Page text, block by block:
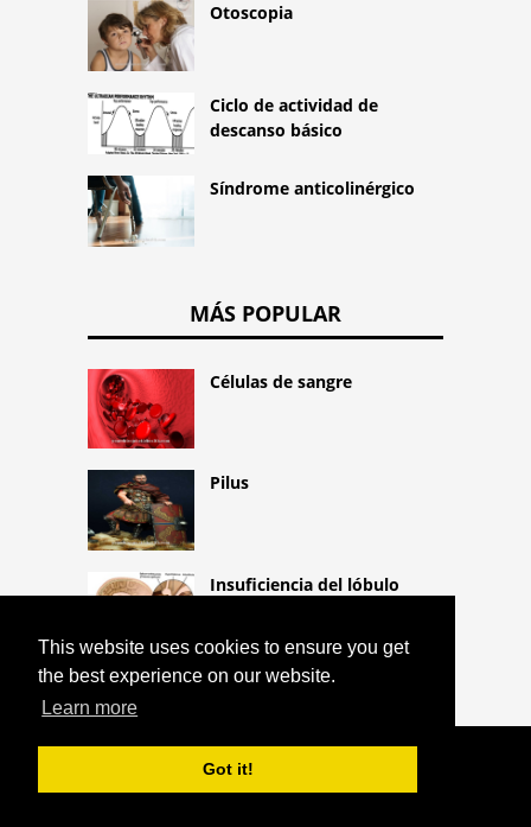
This website uses cookies to ensure you get
the best experience on our website.
Learn more
Got it!
Otoscopia
Ciclo de actividad de
descanso básico
Síndrome anticolinérgico
MÁS POPULAR
Células de sangre
Pilus
Insuficiencia del lóbulo
COPYRIGHT 2026 HTTPS://CQLIFE.NET
GLUCOCORTICOIDES